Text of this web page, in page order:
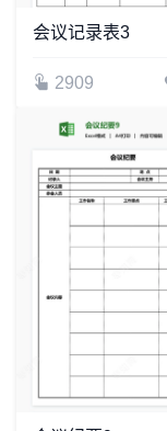
会议记录表3
2909